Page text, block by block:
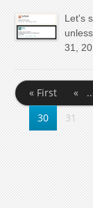
Let's
31,
« First «
30
31